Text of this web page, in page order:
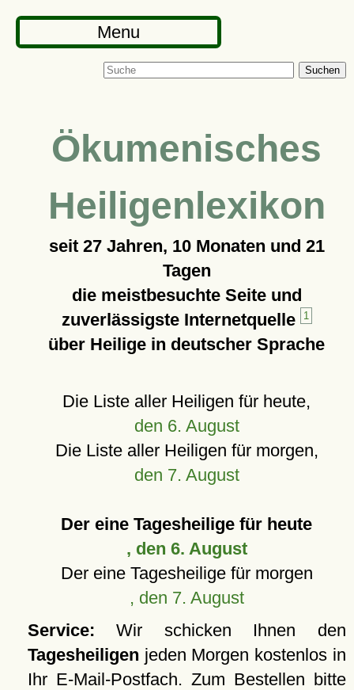
Menu
Suchen
Ökumenisches
Heiligenlexikon
seit 27 Jahren, 10 Monaten und 21
Tagen
die meistbesuchte Seite und
zuverlässigste Internetquelle
1
über Heilige in deutscher Sprache
Die Liste aller Heiligen für heute,
den 6. August
Die Liste aller Heiligen für morgen,
den 7. August
Der eine Tagesheilige für heute
, den 6. August
Der eine Tagesheilige für morgen
, den 7. August
Service: Wir schicken Ihnen den
Tagesheiligen jeden Morgen kostenlos in
Ihr E-Mail-Postfach. Zum Bestellen bitte